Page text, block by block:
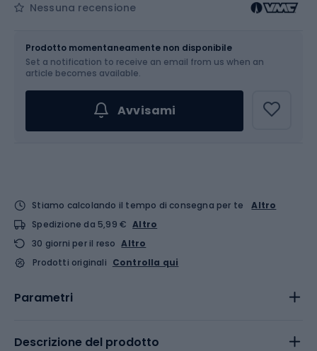
Nessuna recensione
Scegli un'opzione...
Prodotto momentaneamente non disponibile
Set a notification to receive an email from us when an
article becomes available.
Avvisami
Stiamo calcolando il tempo di consegna per te
Altro
Spedizione da 5,99 € Altro
30 giorni per il reso Altro
Prodotti originali Controlla qui
Parametri
Descrizione del prodotto